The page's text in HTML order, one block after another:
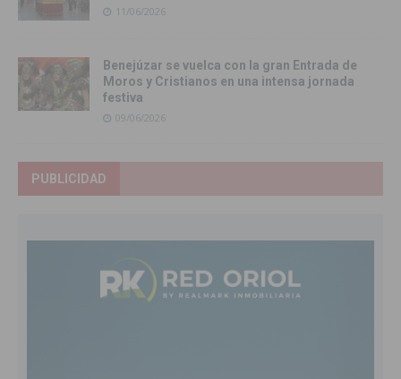
11/06/2026
Benejúzar se vuelca con la gran Entrada de
Moros y Cristianos en una intensa jornada
festiva
09/06/2026
PUBLICIDAD